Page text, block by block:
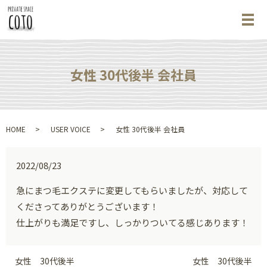
メ
女性 30代後半 会社員
HOME USER VOICE 女性 30代後半 会社員
2022/08/23
急にまつ毛エクステに変更してもらいましたが、対応して
くださってありがとうございます！
仕上がりも満足ですし、しっかりついてる感じあります！
女性 30代後半 女性 30代後半